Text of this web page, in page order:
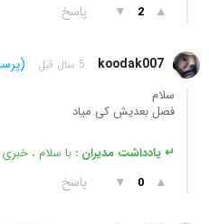
▲
2
▼ پاسخ
koodak007 5 سال قبل
سلام
فصل بعدیش کی میاد
↵ یادداشت مدیران : با سلام ،
▲
0
▼ پاسخ